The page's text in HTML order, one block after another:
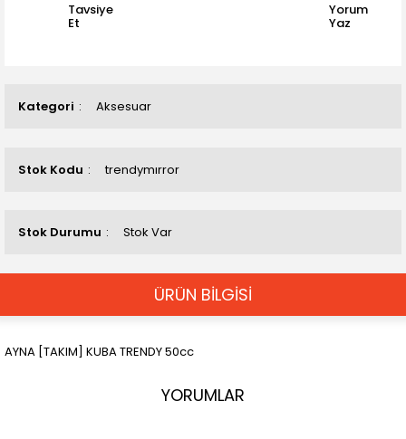
Kategori Aksesuar
Stok Kodu trendymırror
Stok Durumu Stok Var
Tavsiye
Et
Yorum
Yaz
ÜRÜN BİLGİSİ
AYNA [TAKIM] KUBA TRENDY 50cc
YORUMLAR